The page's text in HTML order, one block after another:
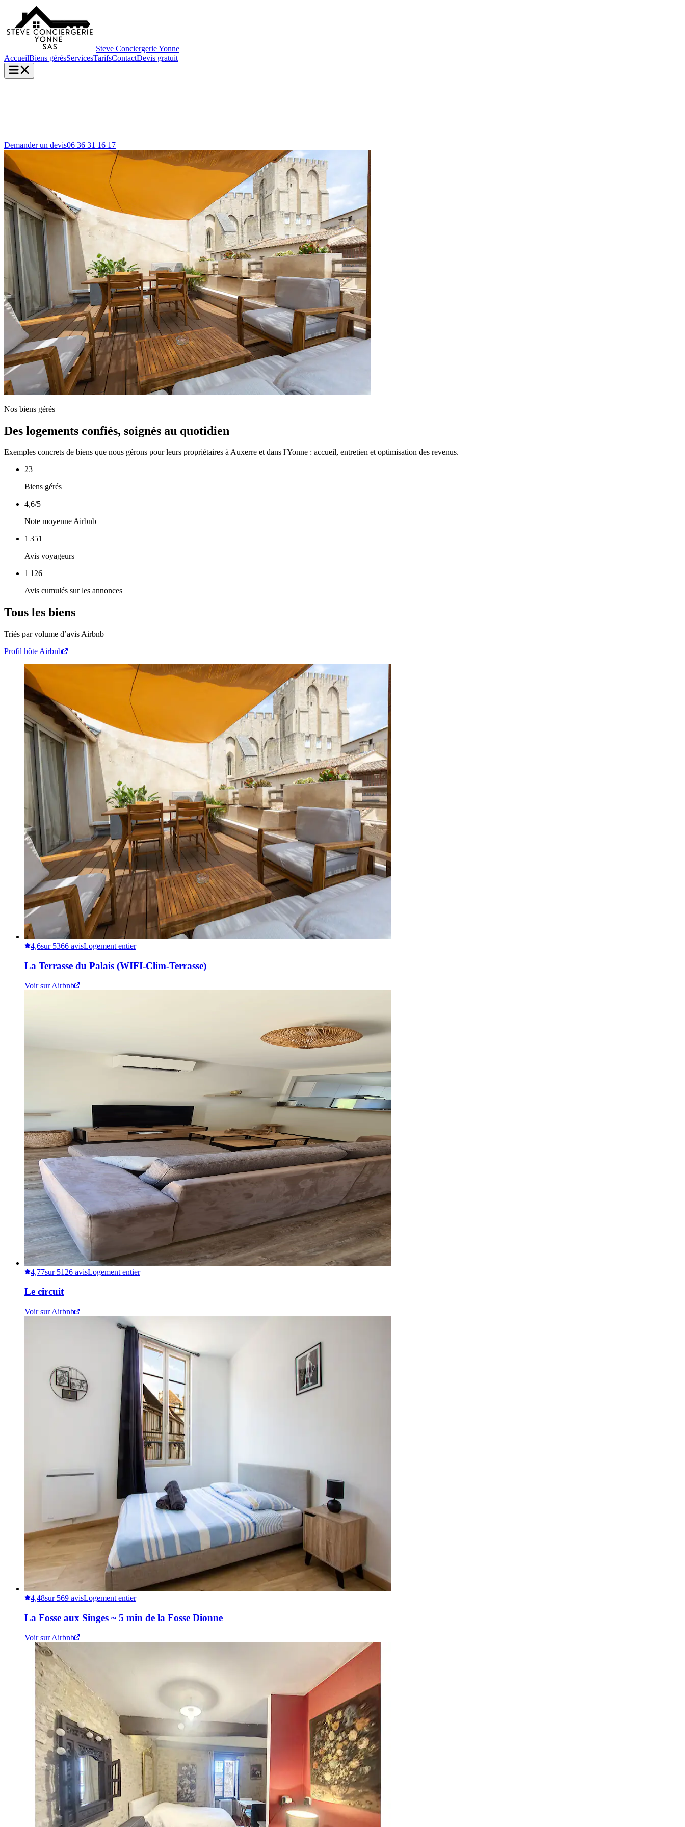
Steve Conciergerie Yonne
AccueilBiens gérésServicesTarifsContactDevis gratuit
Demander un devis06 36 31 16 17
Nos biens gérés
Des logements confiés, soignés au quotidien
Exemples concrets de biens que nous gérons pour leurs propriétaires à Auxerre et dans l'Yonne : accueil, entretien et optimisation des revenus.
23
Biens gérés
4,6/5
Note moyenne Airbnb
1 351
Avis voyageurs
1 126
Avis cumulés sur les annonces
Tous les biens
Triés par volume d’avis Airbnb
Profil hôte Airbnb
4,6sur 5366 avisLogement entier
La Terrasse du Palais (WIFI-Clim-Terrasse)
Voir sur Airbnb
4,77sur 5126 avisLogement entier
Le circuit
Voir sur Airbnb
4,48sur 569 avisLogement entier
La Fosse aux Singes ~ 5 min de la Fosse Dionne
Voir sur Airbnb